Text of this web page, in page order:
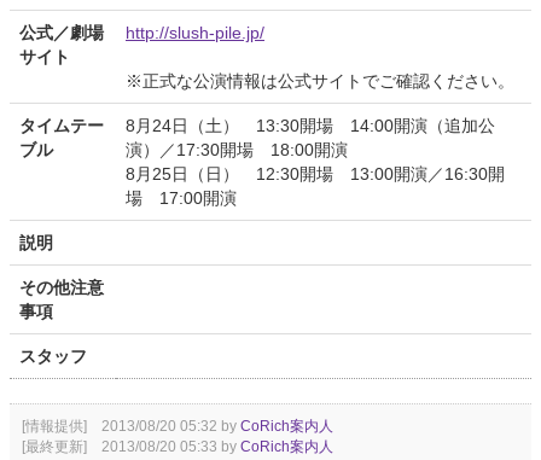
公式／劇場
サイト
http://slush-pile.jp/
※正式な公演情報は公式サイトでご確認ください。
タイムテー
ブル
8月24日（土） 13:30開場 14:00開演（追加公
演）／17:30開場 18:00開演
8月25日（日） 12:30開場 13:00開演／16:30開
場 17:00開演
説明
その他注意
事項
スタッフ
[情報提供] 2013/08/20 05:32 by CoRich案内人
[最終更新] 2013/08/20 05:33 by CoRich案内人